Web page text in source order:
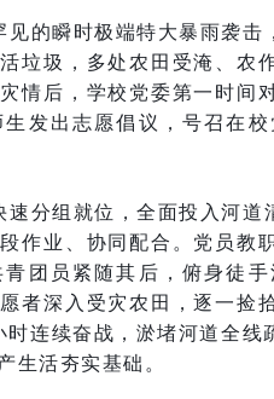
见的瞬时极端特大暴雨袭
垃圾，多处农田受淹、农
情后，学校党委第一时间
发出志愿倡议，号召在
速分组就位，全面投入河
作业、协同配合。党员教
团员紧随其后，俯身徒
者深入受灾农田，逐一捡
时连续奋战，淤堵河道全
生活夯实基础。